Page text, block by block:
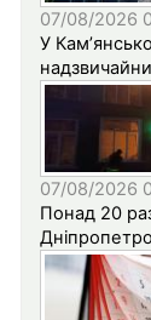
07/08/2026
У
07/08/2026
Понад 20